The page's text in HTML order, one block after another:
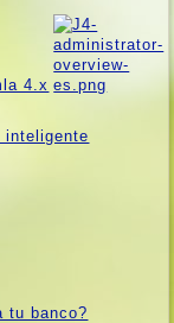
4.x
inteligente
tu banco?